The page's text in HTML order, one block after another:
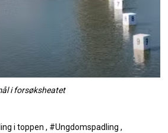
i forsøksheatet
i toppen , #Ungdomspadling ,